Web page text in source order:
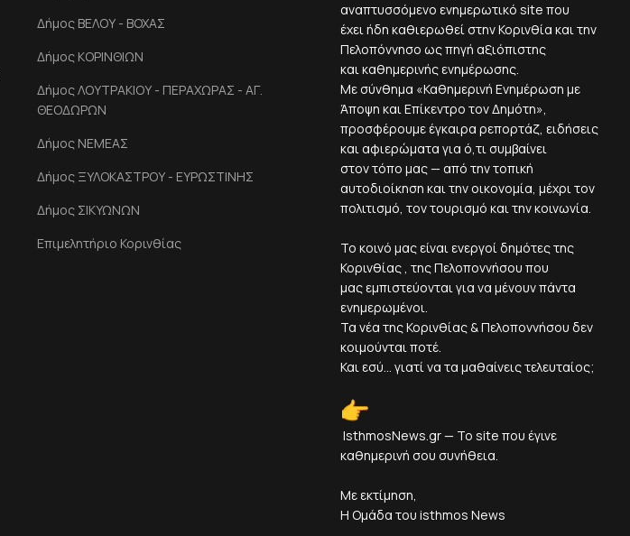
Δήμος ΒΕΛΟΥ - ΒΟΧΑΣ
Δήμος ΚΟΡΙΝΘΙΩΝ
Δήμος ΛΟΥΤΡΑΚΙΟΥ - ΠΕΡΑΧΩΡΑΣ - ΑΓ.
ΘΕΟΔΩΡΩΝ
Δήμος ΝΕΜΕΑΣ
Δήμος ΞΥΛΟΚΑΣΤΡΟΥ - ΕΥΡΩΣΤΙΝΗΣ
Δήμος ΣΙΚΥΩΝΩΝ
Επιμελητήριο Κορινθίας
αναπτυσσόμενο ενημερωτικό site που
έχει ήδη καθιερωθεί στην Κορινθία και την
Πελοπόννησο ως πηγή αξιόπιστης
και καθημερινής ενημέρωσης.
Με σύνθημα «Καθημερινή Ενημέρωση με
Άποψη και Επίκεντρο τον Δημότη»,
προσφέρουμε έγκαιρα ρεπορτάζ, ειδήσεις
και αφιερώματα για ό,τι συμβαίνει
στον τόπο μας — από την τοπική
αυτοδιοίκηση και την οικονομία, μέχρι τον
πολιτισμό, τον τουρισμό και την κοινωνία.
Το κοινό μας είναι ενεργοί δημότες της
Κορινθίας , της Πελοποννήσου που
μας εμπιστεύονται για να μένουν πάντα
ενημερωμένοι.
Τα νέα της Κορινθίας & Πελοποννήσου δεν
κοιμούνται ποτέ.
Και εσύ... γιατί να τα μαθαίνεις τελευταίος;
IsthmosNews.gr — Το site που έγινε
καθημερινή σου συνήθεια.
Με εκτίμηση,
Η Ομάδα του isthmos News